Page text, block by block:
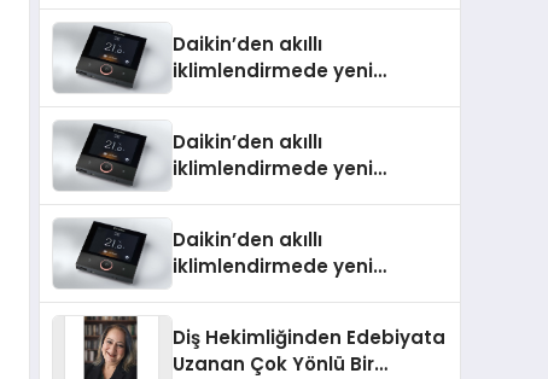
Daikin’den akıllı
iklimlendirmede yeni
Daikin’den akıllı
iklimlendirmede yeni
Daikin’den akıllı
iklimlendirmede yeni
Diş Hekimliğinden Edebiyata
Uzanan Çok Yönlü Bir